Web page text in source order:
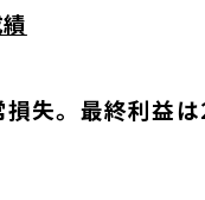
損失。最終利益